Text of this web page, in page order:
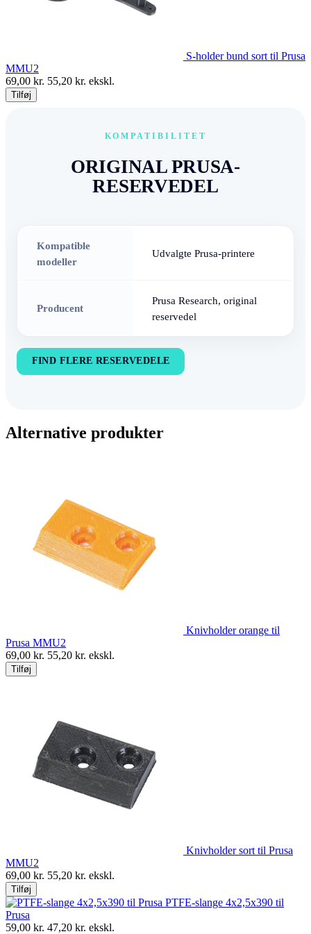
S-holder bund sort til Prusa
MMU2
69,00 kr. 55,20 kr. ekskl.
Tilføj
KOMPATIBILITET
ORIGINAL PRUSA-
RESERVEDEL
Kompatible
modeller
Udvalgte Prusa-printere
Producent
Prusa Research, original
reservedel
FIND FLERE RESERVEDELE
Alternative produkter
Knivholder orange til
Prusa MMU2
69,00 kr. 55,20 kr. ekskl.
Tilføj
Knivholder sort til Prusa
MMU2
69,00 kr. 55,20 kr. ekskl.
Tilføj
PTFE-slange 4x2,5x390 til
Prusa
59,00 kr. 47,20 kr. ekskl.